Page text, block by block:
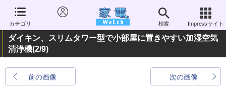
カテゴリ 検索 Impressサイト
ダイキン、スリムタワー型で小部屋に置きやすい加湿空気
清浄機(2/9)
前の画像 次の画像